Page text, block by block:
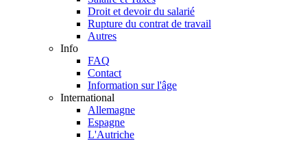
Droit et devoir du salarié
Rupture du contrat de travail
Autres
Info
FAQ
Contact
Information sur l'âge
International
Allemagne
Espagne
L'Autriche